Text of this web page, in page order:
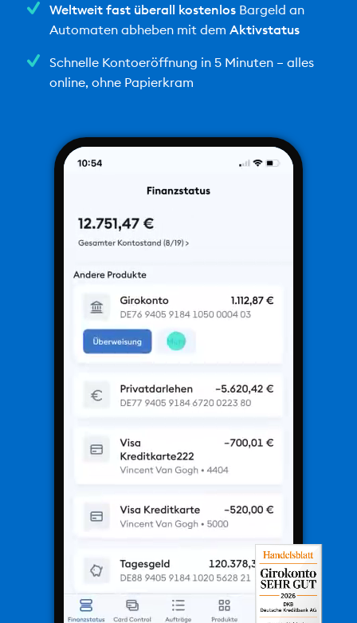
Weltweit fast überall kostenlosBargeld an
Automaten abheben mit dem Aktivstatus
Schnelle Kontoeröffnung in 5 Minuten – alles
online, ohne Papierkram